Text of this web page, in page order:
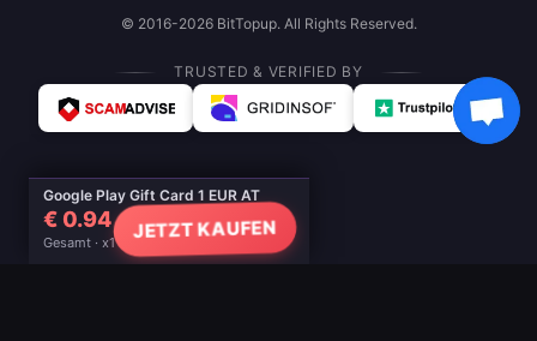
Google Play Gift Card 1 EUR AT
€ 0.94
Gesamt · x1
JETZT KAUFEN
© 2016-2026 BitTopup. All Rights Reserved.
TRUSTED & VERIFIED BY